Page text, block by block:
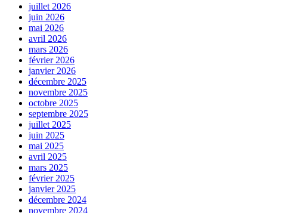
juillet 2026
juin 2026
mai 2026
avril 2026
mars 2026
février 2026
janvier 2026
décembre 2025
novembre 2025
octobre 2025
septembre 2025
juillet 2025
juin 2025
mai 2025
avril 2025
mars 2025
février 2025
janvier 2025
décembre 2024
novembre 2024